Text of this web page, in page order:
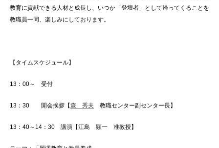
教育に貢献できる人材と成長し、いつか「登壇者」として帰ってくることを
教職員一同、楽しみにしております。
【タイムスケジュール】
13：00～ 受付
13：30 開会挨拶【森 秀夫 教職センター副センター長】
13：40～14：30 講演【江島 顕一 准教授】